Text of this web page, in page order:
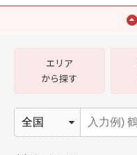
エリア
から探す